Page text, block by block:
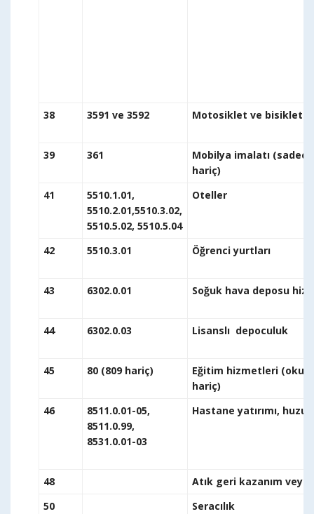
38 3591 ve 3592 Motosiklet ve
39 361
Mobilya imalatı
41
5510.1.01,
5510.2.01,5510.3.02,
5510.5.02, 5510.5.04
42 5510.3.01
43 6302.0.01 Soğuk
44 6302.0.03
45 80 (809 hariç)
Eğitim hizmetleri (okul
46
8511.0.01-05,
8511.0.99,
8531.0.01-03
Hastane
48
Atık geri kazanım
50
Seracılık